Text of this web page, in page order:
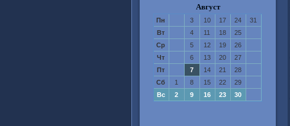
Август
Пн 3 10 17 24
31
Вт
4 11 18
25
Ср
5 12 19
26
Чт
6 13 20
27
Пт
7 14 21
28
Сб
1 8 15 22
29
Вс
2 9 16 23 30